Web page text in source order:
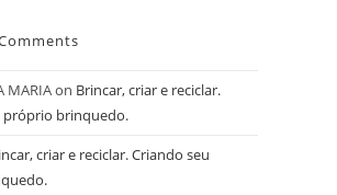
MARIAon Brincar, criar e reciclar.
próprio brinquedo.
criar e reciclar. Criando seu